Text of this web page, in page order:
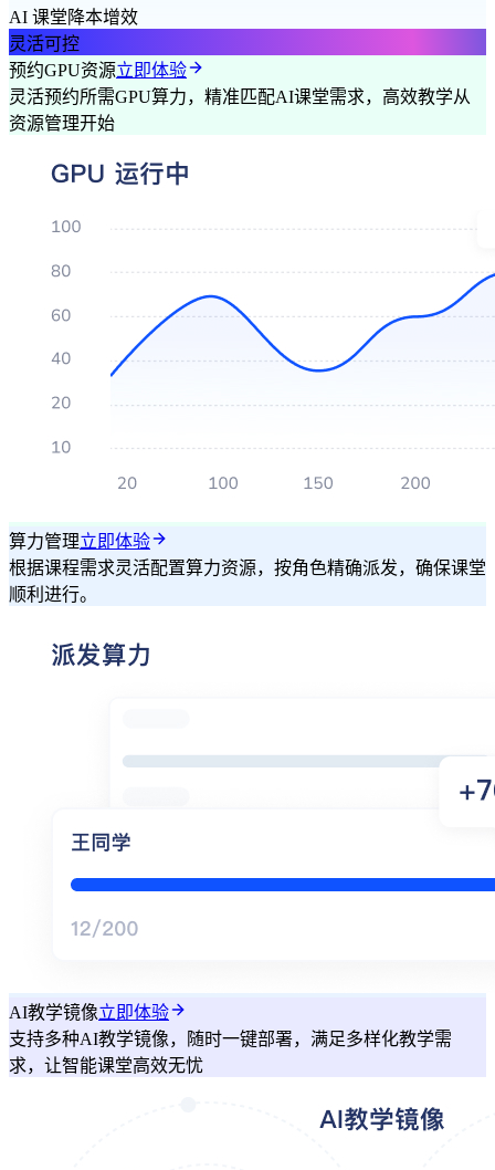
AI 课堂降本增效
灵活可控
预约GPU资源立即体验
灵活预约所需GPU算力，精准匹配AI课堂需求，高效教学从
资源管理开始
算力管理立即体验
根据课程需求灵活配置算力资源，按角色精确派发，确保课堂
顺利进行。
AI教学镜像立即体验
支持多种AI教学镜像，随时一键部署，满足多样化教学需
求，让智能课堂高效无忧